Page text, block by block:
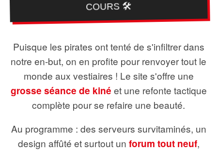
COURS 🛠️
Puisque les pirates ont tenté de s'infiltrer dans
notre en-but, on en profite pour renvoyer tout le
monde aux vestiaires ! Le site s'offre une
grosse séance de kiné et une refonte tactique
complète pour se refaire une beauté.
Au programme : des serveurs survitaminés, un
design affûté et surtout un forum tout neuf,